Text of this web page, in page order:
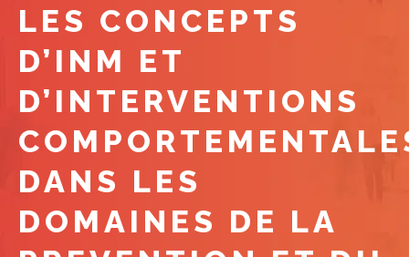
LES CONCEPTS
D’INM ET
D’INTERVENTIONS
DANS LES
DOMAINES DE LA